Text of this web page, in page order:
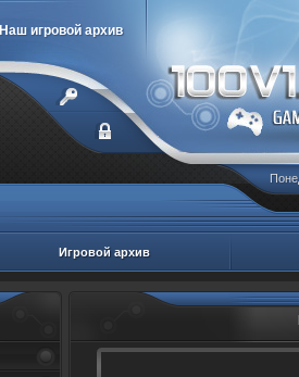
Наш игровой архив
Игровой архив